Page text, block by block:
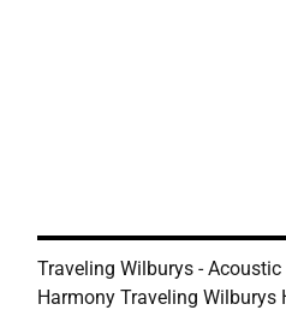
Traveling Wilburys - Acoustic
Harmony Traveling Wilburys